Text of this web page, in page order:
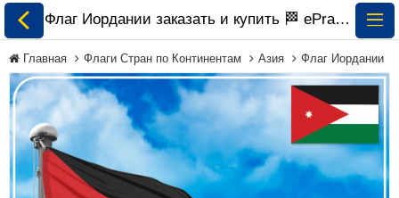
Все Флаги
Флаг Иордании заказать и купить 🏁 ePrapor.com.ua
Главная Флаги Стран по Континентам Азия Флаг Иордании